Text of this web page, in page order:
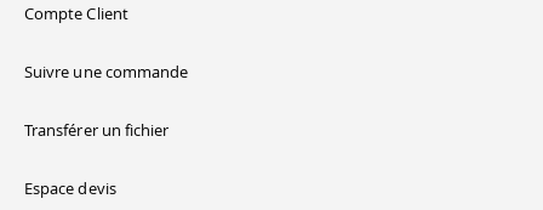
Compte Client
Suivre une commande
Transférer un fichier
Espace devis